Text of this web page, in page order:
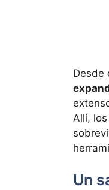
Desde
Allí,
Un